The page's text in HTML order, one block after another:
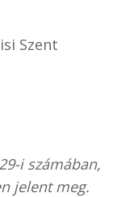
Szent
i számában,
jelent meg.